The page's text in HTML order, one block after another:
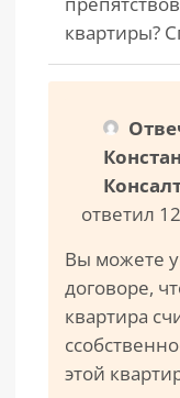
квартиры?
ответил
Вы можете
договоре,
квартира
этой